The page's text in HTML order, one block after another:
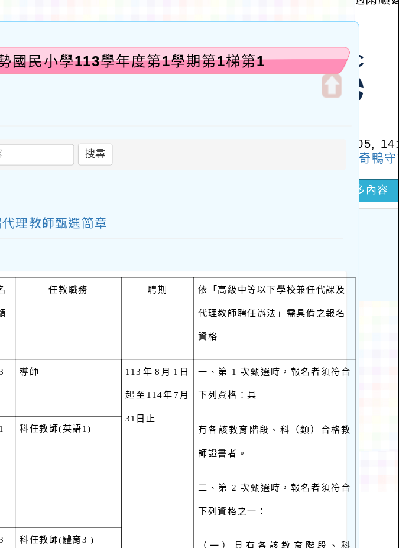
國民小學113學年度第1學期第1梯第1
搜尋
理教師甄選簡章
任教職務 聘期 依「高級中等以下學校兼任代課及
代理教師聘任辦法」需具備之報名
資格
導師 113 年8月1日
起至114年7月
31日止
一、第 1 次甄選時，報名者須符合
下列資格：具
有各該教育階段、科（類）合格教
師證書者。
二、第 2 次甄選時，報名者須符合
下列資格之一：
（一）具有各該教育階段、科
1 科任教師(英語1)
科任教師(體育3 )